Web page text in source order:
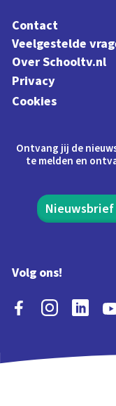
Contact
Veelgestelde
Over Schooltv.nl
Privacy
Cookies
Ontvang jij de
te melden en
Nieuwsbrief
Volg ons!